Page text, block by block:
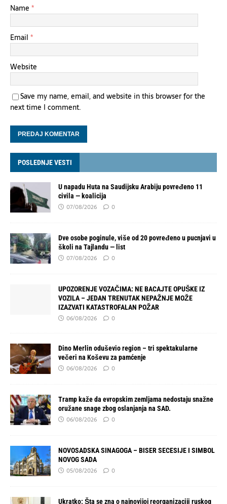
Name *
Email *
Website
Save my name, email, and website in this browser for the
next time I comment.
POSLEDNJE VESTI
U napadu Huta na Saudijsku Arabiju povređeno 11
civila — koalicija
07/08/2026 0
Dve osobe poginule, više od 20 povređeno u pucnjavi u
školi na Tajlandu — list
07/08/2026 0
UPOZORENJE VOZAČIMA: NE BACAJTE OPUŠKE IZ
VOZILA – JEDAN TRENUTAK NEPAŽNJE MOŽE
IZAZVATI KATASTROFALAN POŽAR
06/08/2026 0
Dino Merlin oduševio region – tri spektakularne
večeri na Koševu za pamćenje
06/08/2026 0
Tramp kaže da evropskim zemljama nedostaju snažne
oružane snage zbog oslanjanja na SAD.
06/08/2026 0
NOVOSADSKA SINAGOGA – BISER SECESIJE I SIMBOL
NOVOG SADA
05/08/2026 0
Ukratko: Šta se zna o najnovijoj reorganizaciji ruskog